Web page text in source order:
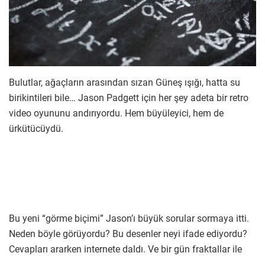
Bulutlar, ağaçların arasından sızan Güneş ışığı, hatta su
birikintileri bile… Jason Padgett için her şey adeta bir retro
video oyununu andırıyordu. Hem büyüleyici, hem de
ürkütücüydü.
Bu yeni “görme biçimi” Jason’ı büyük sorular sormaya itti.
Neden böyle görüyordu? Bu desenler neyi ifade ediyordu?
Cevapları ararken internete daldı. Ve bir gün fraktallar ile